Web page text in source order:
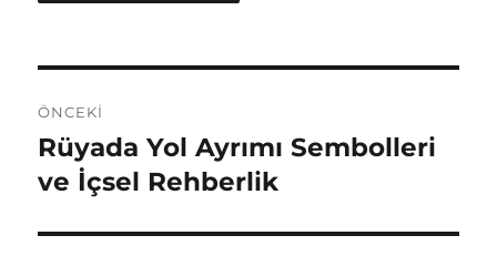
gezinmesi
ÖNCEKI
Önceki
yazı:
Rüyada Yol Ayrımı Sembolleri
ve İçsel Rehberlik